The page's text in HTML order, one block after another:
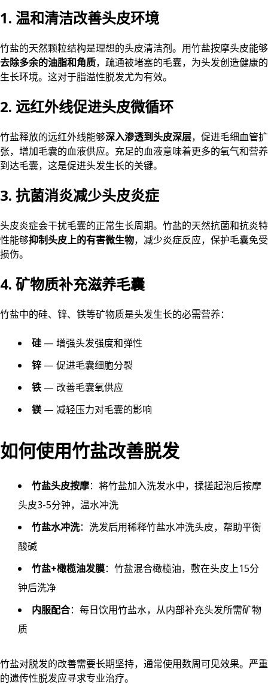
1. 温和清洁改善头皮环境
竹盐的天然颗粒结构是理想的头皮清洁剂。用竹盐按摩头皮能够
去除多余的油脂和角质，疏通被堵塞的毛囊，为头发创造健康的
生长环境。这对于脂溢性脱发尤为有效。
2. 远红外线促进头皮微循环
竹盐释放的远红外线能够深入渗透到头皮深层，促进毛细血管扩
张，增加毛囊的血液供应。充足的血液意味着更多的氧气和营养
到达毛囊，这是促进头发生长的关键。
3. 抗菌消炎减少头皮炎症
头皮炎症会干扰毛囊的正常生长周期。竹盐的天然抗菌和抗炎特
性能够抑制头皮上的有害微生物，减少炎症反应，保护毛囊免受
损伤。
4. 矿物质补充滋养毛囊
竹盐中的硅、锌、铁等矿物质是头发生长的必需营养：
硅 — 增强头发强度和弹性
锌 — 促进毛囊细胞分裂
铁 — 改善毛囊氧供应
镁 — 减轻压力对毛囊的影响
如何使用竹盐改善脱发
竹盐头皮按摩：将竹盐加入洗发水中，揉搓起泡后按摩
头皮3-5分钟，温水冲洗
竹盐水冲洗：洗发后用稀释竹盐水冲洗头皮，帮助平衡
酸碱
竹盐+橄榄油发膜：竹盐混合橄榄油，敷在头皮上15分
钟后洗净
内服配合：每日饮用竹盐水，从内部补充头发所需矿物
质
竹盐对脱发的改善需要长期坚持，通常使用数周可见效果。严重
的遗传性脱发应寻求专业治疗。